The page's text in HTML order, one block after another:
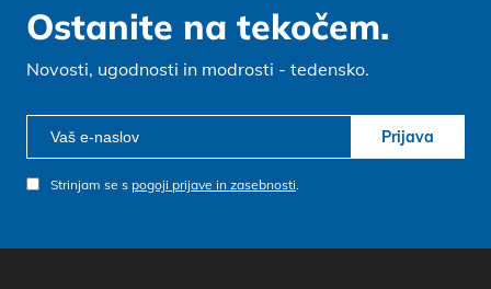
Ostanite na tekočem.
Novosti, ugodnosti in modrosti - tedensko.
Prijava
Strinjam se s pogoji prijave in zasebnosti.